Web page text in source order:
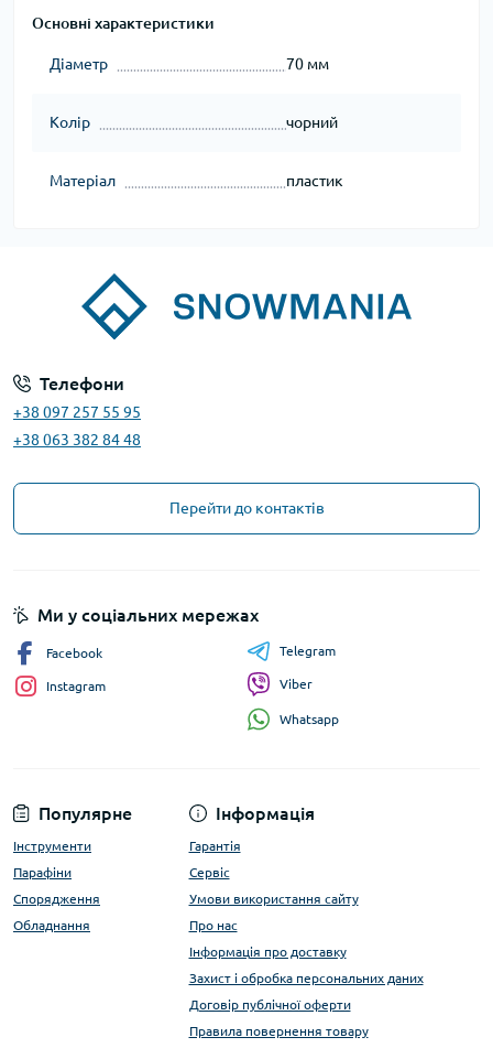
Основні характеристики
Діаметр 70 мм
Колір чорний
Матеріал пластик
Телефони
+38 097 257 55 95
+38 063 382 84 48
Перейти до контактів
Популярне
Інструменти
Парафіни
Спорядження
Обладнання
Інформація
Гарантія
Сервіс
Умови використання сайту
Про нас
Інформація про доставку
Захист і обробка персональних даних
Договір публічної оферти
Правила повернення товару
Ми у соціальних мережах
Facebook
Instagram
Telegram
Viber
Whatsapp